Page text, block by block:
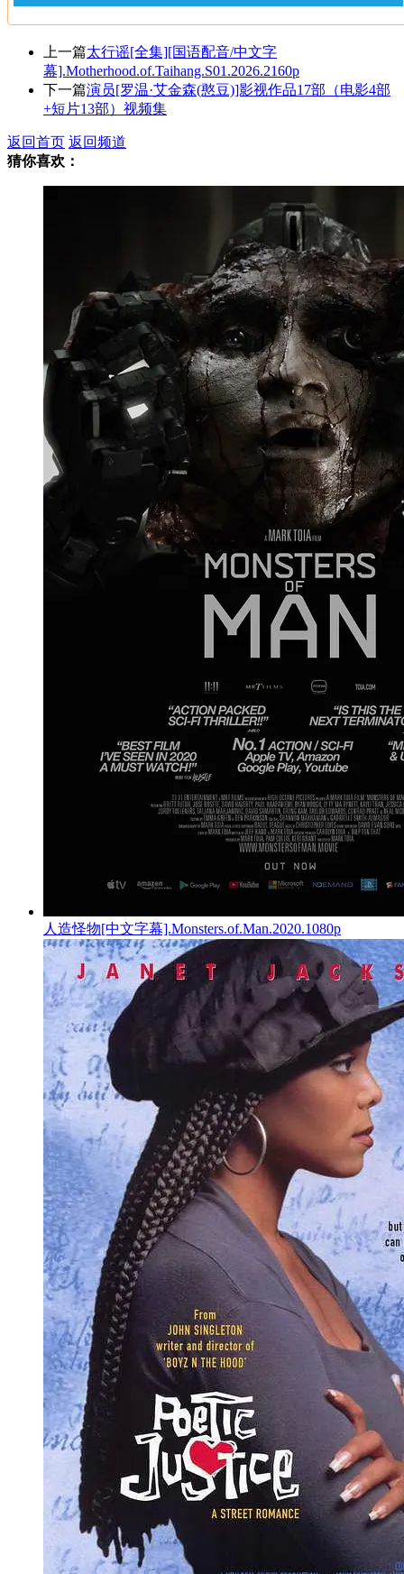
上一篇太行谣[全集][国语配音/中文字
幕].Motherhood.of.Taihang.S01.2026.2160p
下一篇演员[罗温·艾金森(憨豆)]影视作品17部（电影4部
+短片13部）视频集
返回首页 返回频道
猜你喜欢：
人造怪物[中文字幕].Monsters.of.Man.2020.1080p